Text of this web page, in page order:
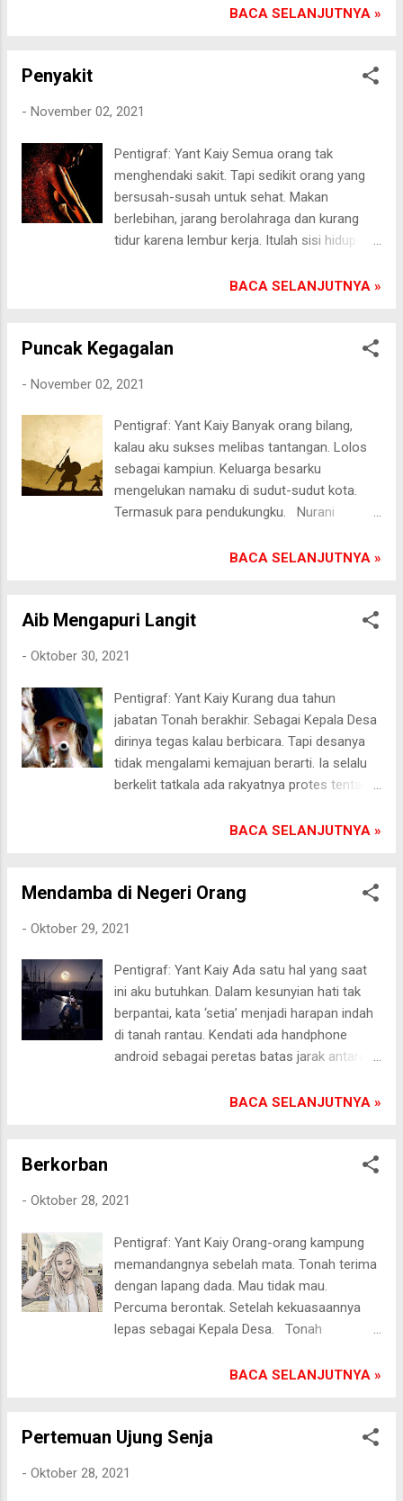
pidato para pakar agamawan. Aku sendiri
Semua tahu itu. Namun sedikit orang yang
anugerah dari-Nya. Menakar sukses
seseorang bukan dari kulit luarnya. Bukan
penampilan. Istriku terperosok pada
pemahaman keliru. Mencoba menyentuh
hatinya agar dia kembali pada hakikat hidup
Pasongsongan, 5/10/2021
BACA SELANJUTNYA »
Penyakit
- November 02, 2021
Pentigraf: Yant Kaiy Semua orang tak
menghendaki sakit. Tapi sedikit orang yang
bersusah-susah untuk sehat. Makan
berlebihan, jarang berolahraga dan kurang
tidur karena lembur kerja. Itulah sisi hidup
terharu karena perjuangannya sungguh luar
terpenuhi. Tapi kini sebaliknya. Tubuh
gula tinggi. Kami menderita jiwa-raga.
mukjizat-Nya.[] Pasongsongan, 2/11/2021
BACA SELANJUTNYA »
Puncak Kegagalan
- November 02, 2021
Pentigraf: Yant Kaiy Banyak orang bilang,
kalau aku sukses melibas tantangan. Lolos
sebagai kampiun. Keluarga besarku
mengelukan namaku di sudut-sudut kota.
Termasuk para pendukungku. Nurani
sebenarnya kekalahan. Perolehan suara
penjilat, keji dan penuh kepalsuan. Semua
politik. Tatkala pertama kali duduk di
Tidak punya hasrat. Diam. Merenung di ruang
ber-AC, bagaimana cara modal bisa kembali.
Kalau bisa lebih dari apa yang dibelanjakan.[]
Pasongsongan, 2/11/2021
BACA SELANJUTNYA »
Aib Mengapuri Langit
- Oktober 30, 2021
Pentigraf: Yant Kaiy Kurang dua tahun
jabatan Tonah berakhir. Sebagai Kepala Desa
dirinya tegas kalau berbicara. Tapi desanya
tidak mengalami kemajuan berarti. Ia selalu
berkelit tatkala ada rakyatnya protes tentang
anggaran pemerintah. Jika ada insan pers
menggunakan duit sebagai senjata untuk
rupanya tak mampu lepas dari jerat hukum.
hakim pengadilan ia berteriak, tidak hanya
dirinya yang berbuat begitu. Banyak
pemimpin desa lebih kotor dari dirinya. Ia
memohon keadilan.[] Pasongsongan,
30/10/2021
BACA SELANJUTNYA »
Mendamba di Negeri Orang
- Oktober 29, 2021
Pentigraf: Yant Kaiy Ada satu hal yang saat
ini aku butuhkan. Dalam kesunyian hati tak
berpantai, kata ‘setia’ menjadi harapan indah
di tanah rantau. Kendati ada handphone
android sebagai peretas batas jarak antara
terbunuh begitu saja. Tidak sedikit godaan
jiwa. Banyak teman bilang, aku terlalu
yang ada di dunia adalah fana. Kalau jadi
penyakit jiwa, harus dioperasi. Dienyahkan.
Namun aku bukan wanita seperti itu.[]
Pasongsongan, 30/10/2021
BACA SELANJUTNYA »
Berkorban
- Oktober 28, 2021
Pentigraf: Yant Kaiy Orang-orang kampung
memandangnya sebelah mata. Tonah terima
dengan lapang dada. Mau tidak mau.
Percuma berontak. Setelah kekuasaannya
lepas sebagai Kepala Desa. Tonah
Tingkat kemajuan desanya lebih baik dari
dirinya. Nilai lebih yang dimiliki Tonah
putaran pemungutan suara. Ia terjungkal
BACA SELANJUTNYA »
Pertemuan Ujung Senja
- Oktober 28, 2021